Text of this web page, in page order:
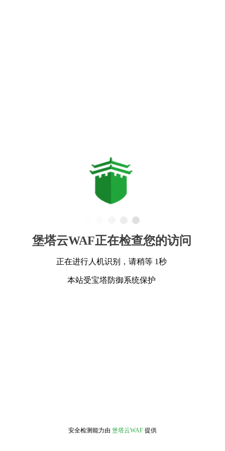
堡塔云WAF正在检查您的访问
正在进行人机识别，请稍等 1秒
本站受宝塔防御系统保护
安全检测能力由 堡塔云WAF 提供